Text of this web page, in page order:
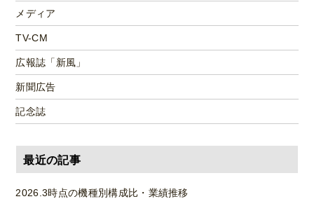
メディア
TV-CM
広報誌「新風」
新聞広告
記念誌
最近の記事
2026.3時点の機種別構成比・業績推移